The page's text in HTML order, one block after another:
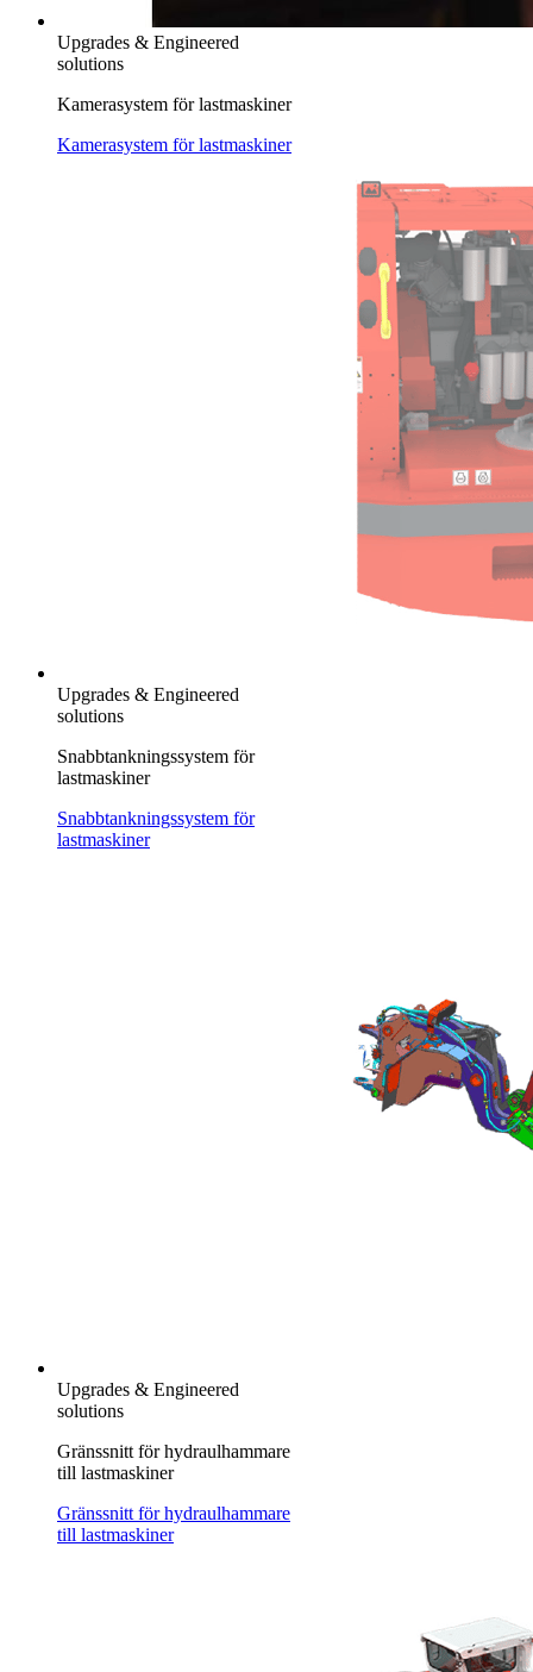
Upgrades & Engineered
solutions
Kamerasystem för lastmaskiner
Kamerasystem för lastmaskiner
Upgrades & Engineered
solutions
Snabbtankningssystem för
lastmaskiner
Snabbtankningssystem för
lastmaskiner
Upgrades & Engineered
solutions
Gränssnitt för hydraulhammare
till lastmaskiner
Gränssnitt för hydraulhammare
till lastmaskiner